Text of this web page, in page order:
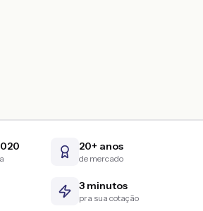
20+ anos
de mercado
3 minutos
pra sua cotação